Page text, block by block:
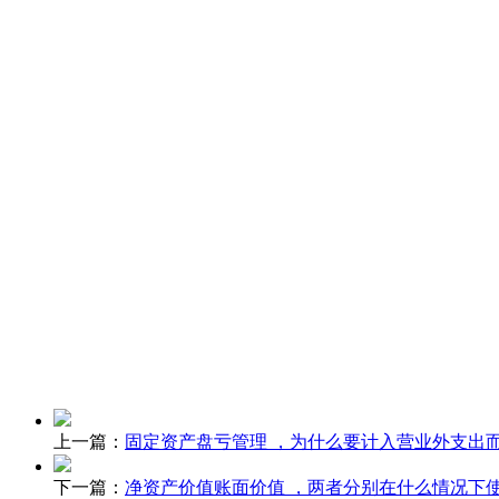
上一篇： 固定资产盘亏管理 ，为什么要计入营业外支出
下一篇： 净资产价值账面价值 ，两者分别在什么情况下